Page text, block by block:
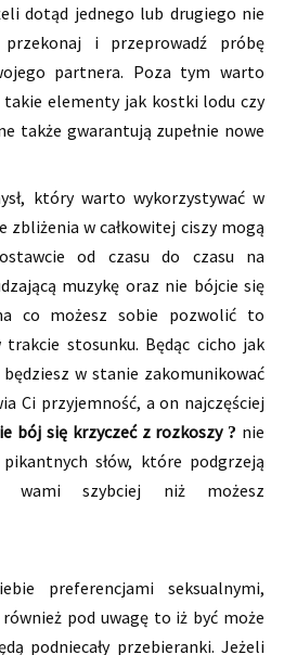
dotąd jednego lub drugiego nie
i przeprowadź próbę
partnera. Poza tym warto
takie elementy jak kostki lodu czy
także gwarantują zupełnie nowe
który warto wykorzystywać w
zbliżenia w całkowitej ciszy mogą
od czasu do czasu na
muzykę oraz nie bójcie się
co możesz sobie pozwolić to
trakcie stosunku. Będąc cicho jak
w stanie zakomunikować
Ci przyjemność, a on najczęściej
bój się krzyczeć z rozkoszy ? nie
słów, które podgrzeją
wami szybciej niż możesz
preferencjami seksualnymi,
pod uwagę to iż być może
podniecały przebieranki. Jeżeli